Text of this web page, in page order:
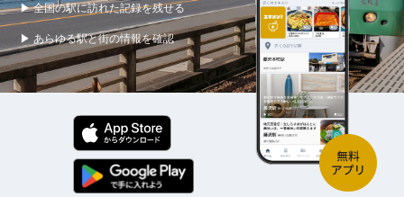
▶ 全国の駅に訪れた記録を残せる
▶ あらゆる駅と街の情報を確認